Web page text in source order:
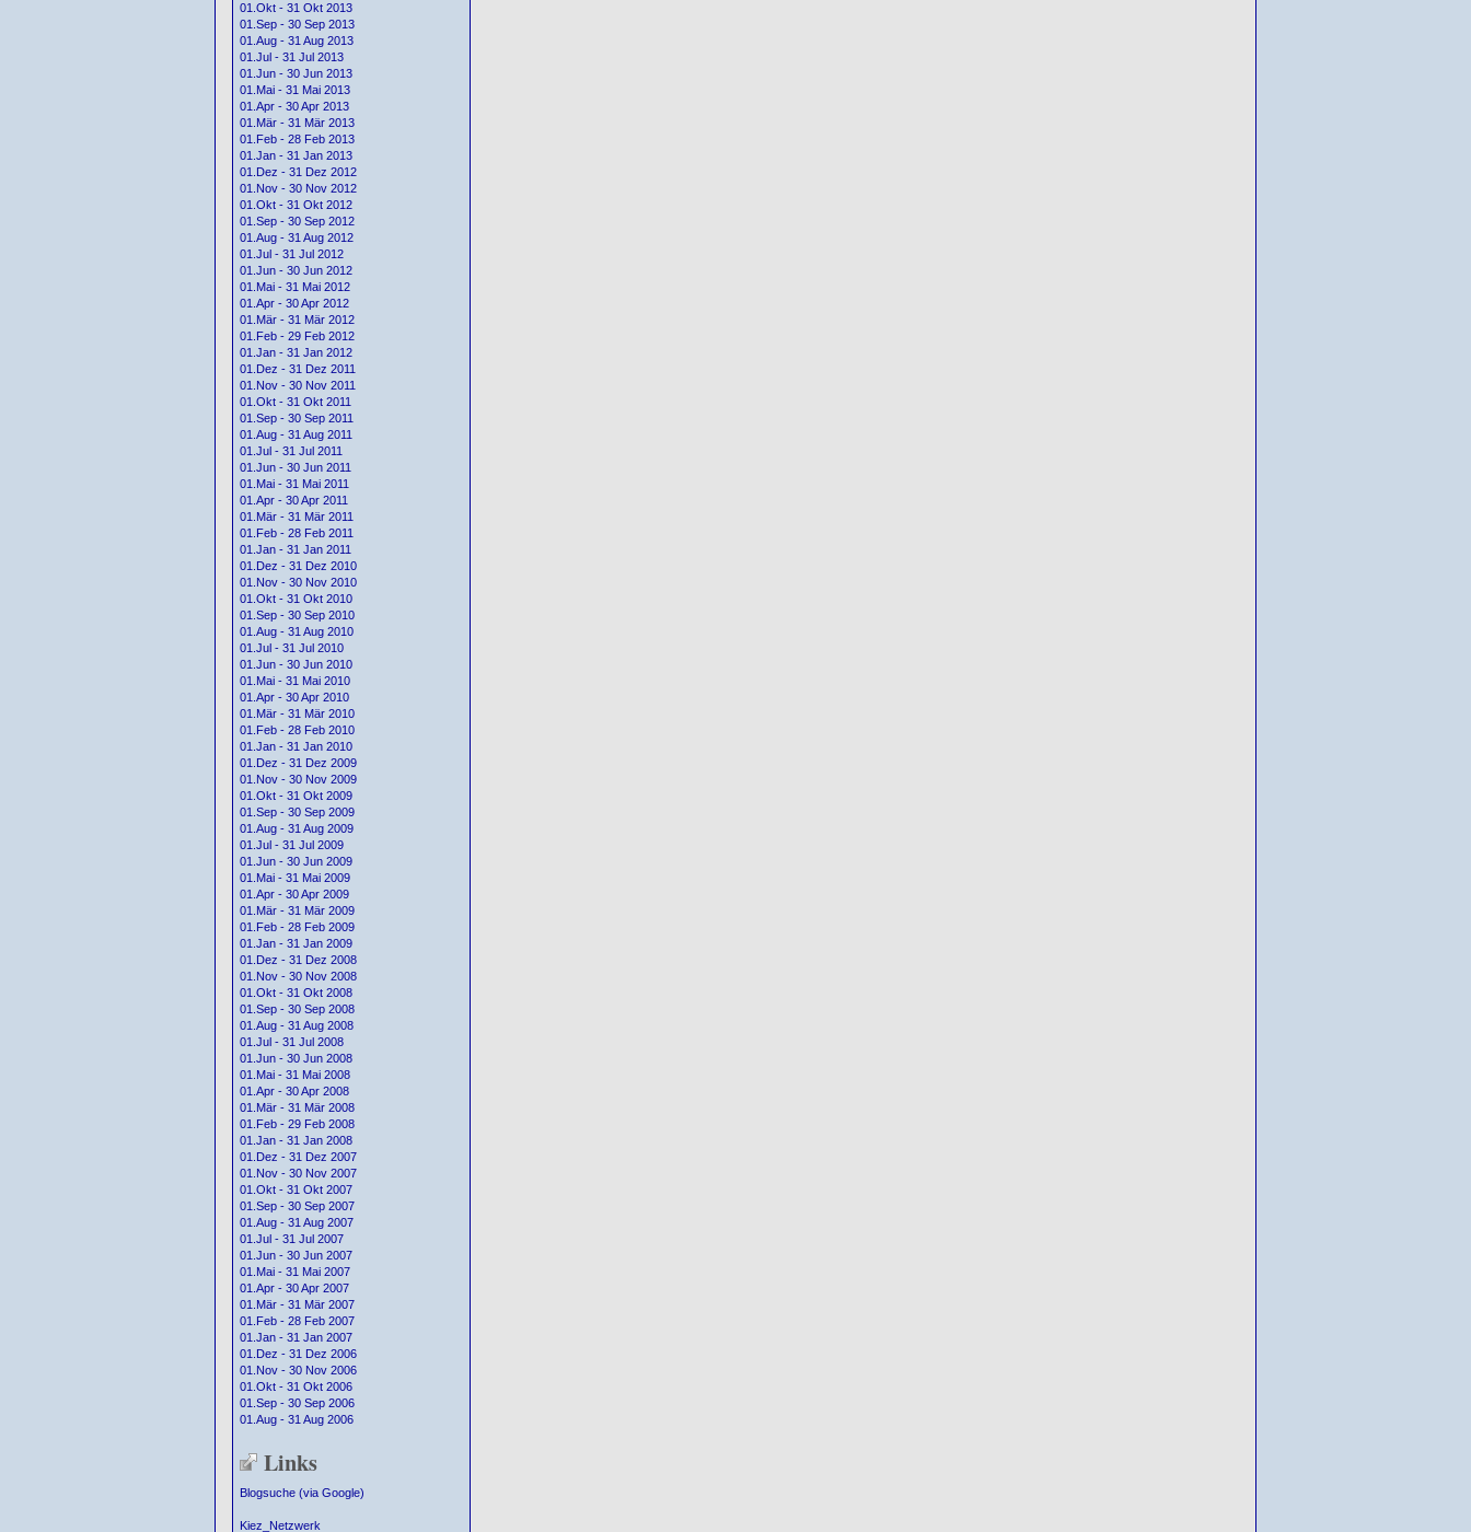
01.Okt - 31 Okt 2013
01.Sep - 30 Sep 2013
01.Aug - 31 Aug 2013
01.Jul - 31 Jul 2013
01.Jun - 30 Jun 2013
01.Mai - 31 Mai 2013
01.Apr - 30 Apr 2013
01.Mär - 31 Mär 2013
01.Feb - 28 Feb 2013
01.Jan - 31 Jan 2013
01.Dez - 31 Dez 2012
01.Nov - 30 Nov 2012
01.Okt - 31 Okt 2012
01.Sep - 30 Sep 2012
01.Aug - 31 Aug 2012
01.Jul - 31 Jul 2012
01.Jun - 30 Jun 2012
01.Mai - 31 Mai 2012
01.Apr - 30 Apr 2012
01.Mär - 31 Mär 2012
01.Feb - 29 Feb 2012
01.Jan - 31 Jan 2012
01.Dez - 31 Dez 2011
01.Nov - 30 Nov 2011
01.Okt - 31 Okt 2011
01.Sep - 30 Sep 2011
01.Aug - 31 Aug 2011
01.Jul - 31 Jul 2011
01.Jun - 30 Jun 2011
01.Mai - 31 Mai 2011
01.Apr - 30 Apr 2011
01.Mär - 31 Mär 2011
01.Feb - 28 Feb 2011
01.Jan - 31 Jan 2011
01.Dez - 31 Dez 2010
01.Nov - 30 Nov 2010
01.Okt - 31 Okt 2010
01.Sep - 30 Sep 2010
01.Aug - 31 Aug 2010
01.Jul - 31 Jul 2010
01.Jun - 30 Jun 2010
01.Mai - 31 Mai 2010
01.Apr - 30 Apr 2010
01.Mär - 31 Mär 2010
01.Feb - 28 Feb 2010
01.Jan - 31 Jan 2010
01.Dez - 31 Dez 2009
01.Nov - 30 Nov 2009
01.Okt - 31 Okt 2009
01.Sep - 30 Sep 2009
01.Aug - 31 Aug 2009
01.Jul - 31 Jul 2009
01.Jun - 30 Jun 2009
01.Mai - 31 Mai 2009
01.Apr - 30 Apr 2009
01.Mär - 31 Mär 2009
01.Feb - 28 Feb 2009
01.Jan - 31 Jan 2009
01.Dez - 31 Dez 2008
01.Nov - 30 Nov 2008
01.Okt - 31 Okt 2008
01.Sep - 30 Sep 2008
01.Aug - 31 Aug 2008
01.Jul - 31 Jul 2008
01.Jun - 30 Jun 2008
01.Mai - 31 Mai 2008
01.Apr - 30 Apr 2008
01.Mär - 31 Mär 2008
01.Feb - 29 Feb 2008
01.Jan - 31 Jan 2008
01.Dez - 31 Dez 2007
01.Nov - 30 Nov 2007
01.Okt - 31 Okt 2007
01.Sep - 30 Sep 2007
01.Aug - 31 Aug 2007
01.Jul - 31 Jul 2007
01.Jun - 30 Jun 2007
01.Mai - 31 Mai 2007
01.Apr - 30 Apr 2007
01.Mär - 31 Mär 2007
01.Feb - 28 Feb 2007
01.Jan - 31 Jan 2007
01.Dez - 31 Dez 2006
01.Nov - 30 Nov 2006
01.Okt - 31 Okt 2006
01.Sep - 30 Sep 2006
01.Aug - 31 Aug 2006
Links
Blogsuche (via Google)
Kiez_Netzwerk